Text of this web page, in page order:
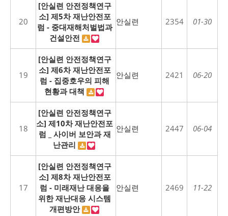
20
[안실련 안전정책연구
소] 제5차 재난안전포
럼 - 중대재해처벌법과
건설안전
안실련 2354 01-30
19
[안실련 안전정책연구
소] 제6차 재난안전포
럼 - 집중호우의 피해
현황과 대책
안실련 2421 06-20
18
[안실련 안전정책연구
소] 제10차 재난안전포
럼 _ 사이버 보안과 재
난관리
안실련 2447 06-04
17
[안실련 안전정책연구
소] 제8차 재난안전포
럼 - 미래재난 대응을
위한 재난대응 시스템
개편방안
안실련 2469 11-22